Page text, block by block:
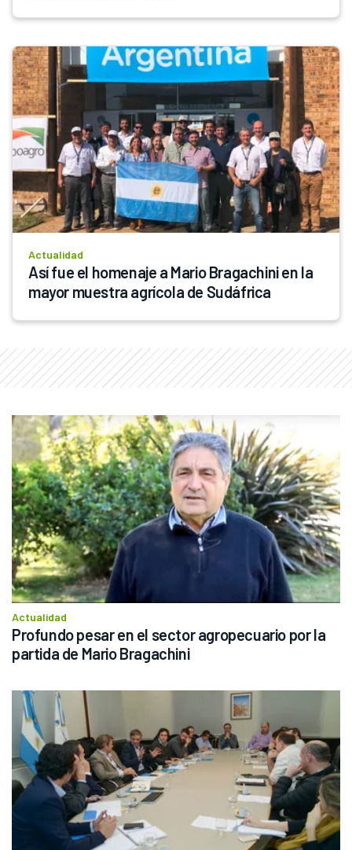
Actualidad
Así fue el homenaje a Mario Bragachini en la
mayor muestra agrícola de Sudáfrica
Actualidad
Profundo pesar en el sector agropecuario por la
partida de Mario Bragachini